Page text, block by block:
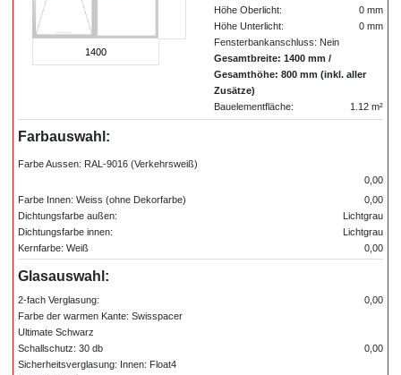
1400
Höhe Oberlicht:
0 mm
Höhe Unterlicht:
0 mm
Fensterbankanschluss: Nein
Gesamtbreite: 1400 mm /
Gesamthöhe: 800 mm (inkl. aller
Zusätze)
Bauelementfläche:
1.12 m²
Farbauswahl:
Farbe Aussen: RAL-9016 (Verkehrsweiß)
0,00
Farbe Innen: Weiss (ohne Dekorfarbe)
0,00
Dichtungsfarbe außen:
Lichtgrau
Dichtungsfarbe innen:
Lichtgrau
Kernfarbe: Weiß
0,00
Glasauswahl:
2-fach Verglasung:
0,00
Farbe der warmen Kante: Swisspacer
Ultimate Schwarz
Schallschutz: 30 db
Sicherheitsverglasung: Innen: Float4
0,00